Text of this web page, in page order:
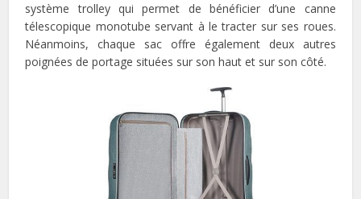
système trolley qui permet de bénéficier d’une canne
télescopique monotube servant à le tracter sur ses roues.
Néanmoins, chaque sac offre également deux autres
poignées de portage situées sur son haut et sur son côté.